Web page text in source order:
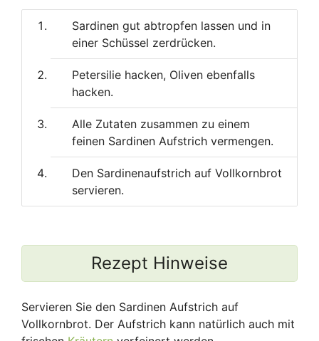
Sardinen gut abtropfen lassen und in
einer Schüssel zerdrücken.
Petersilie hacken, Oliven ebenfalls
hacken.
Alle Zutaten zusammen zu einem
feinen Sardinen Aufstrich vermengen.
Den Sardinenaufstrich auf Vollkornbrot
servieren.
Rezept Hinweise
Servieren Sie den Sardinen Aufstrich auf
Vollkornbrot. Der Aufstrich kann natürlich auch mit